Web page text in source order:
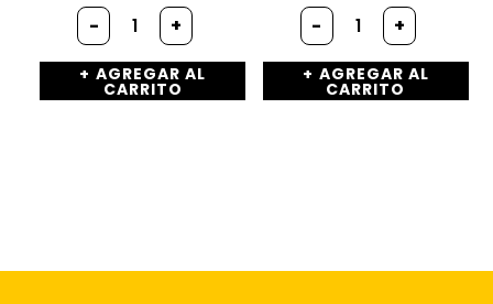
- +
AGREGAR AL
CARRITO
- +
AGREGAR AL
CARRITO